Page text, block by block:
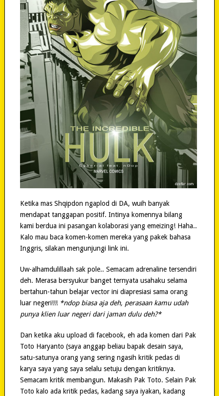
Ketika mas Shqipdon ngaplod di DA, wuih banyak
mendapat tanggapan positif. Intinya komennya bilang
kami berdua ini pasangan kolaborasi yang emeizing! Haha..
Kalo mau baca komen-komen mereka yang pakek bahasa
Inggris, silakan mengunjungi link ini.
Uw-alhamdulillaah sak pole.. Semacam adrenaline tersendiri
deh. Merasa bersyukur banget ternyata usahaku selama
bertahun-tahun belajar vector ini diapresiasi sama orang
luar negeri!!! *ndop biasa aja deh, perasaan kamu udah
punya klien luar negeri dari jaman dulu deh?*
Dan ketika aku upload di facebook, eh ada komen dari Pak
Toto Haryanto (saya anggap beliau bapak desain saya,
satu-satunya orang yang sering ngasih kritik pedas di
karya saya yang saya selalu setuju dengan kritiknya.
Semacam kritik membangun. Makasih Pak Toto. Selain Pak
Toto kalo ada kritik pedas, kadang saya iyakan, kadang